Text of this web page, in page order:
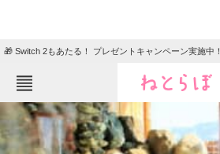
🎁 Switch 2もあたる！ プレゼントキャンペーン実施中！
ねとらぼメニュー
TOP ニュース